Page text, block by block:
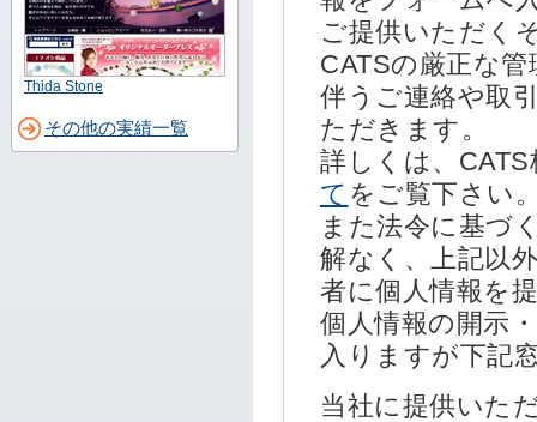
ご提供いただく
CATSの厳正な
伴うご連絡や取
ただきます。
詳しくは、
て をご覧下さい
また法令に基づ
解なく、上記以
者に個人情報を
個人情報の開示
入りますが下記
当社に提供いた
Thida Stone
その他の実績一覧